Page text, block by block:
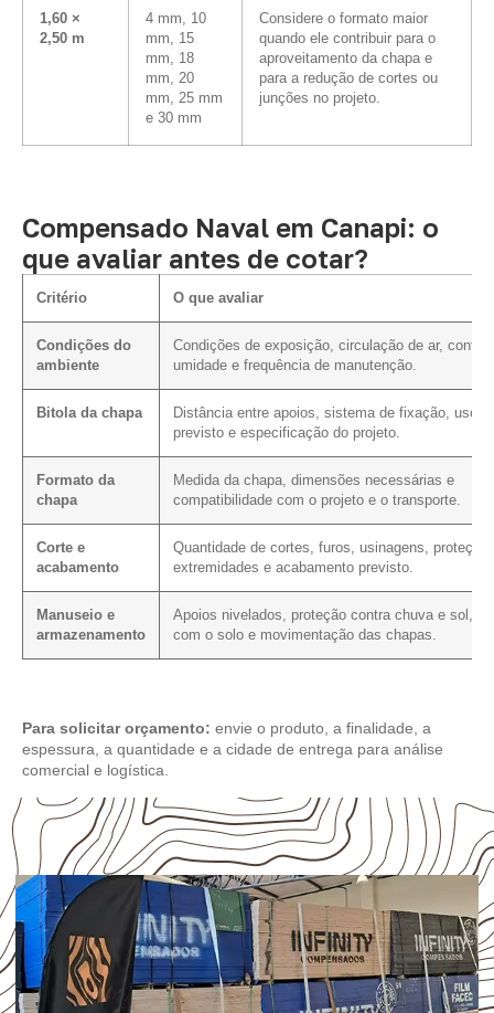
1,60 ×
2,50 m
4 mm, 10
mm, 15
mm, 18
mm, 20
mm, 25 mm
e 30 mm
Considere o formato maior
quando ele contribuir para o
aproveitamento da chapa e
para a redução de cortes ou
junções no projeto.
Compensado Naval em Canapi: o
que avaliar antes de cotar?
Critério O que avaliar
Condições do
ambiente
Condições de exposição, circulação de ar,
umidade e frequência de manutenção.
Bitola da chapa
Distância entre apoios, sistema de fixação, uso
previsto e especificação do projeto.
Formato da
chapa
Medida da chapa, dimensões necessárias e
compatibilidade com o projeto e o transporte.
Corte e
acabamento
Quantidade de cortes, furos, usinagens, proteção
extremidades e acabamento previsto.
Manuseio e
armazenamento
Apoios nivelados, proteção contra chuva e sol,
com o solo e movimentação das chapas.
Para solicitar orçamento: envie o produto, a finalidade, a
espessura, a quantidade e a cidade de entrega para análise
comercial e logística.